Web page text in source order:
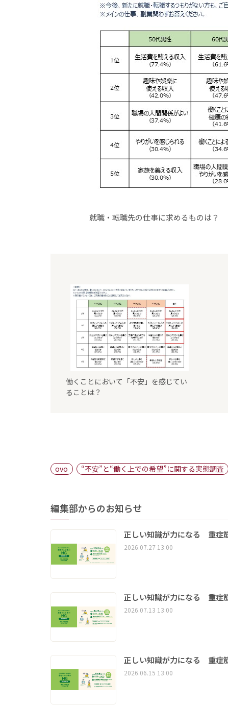
就職・転職先の仕事に求めるものは？
働くことにおいて「不安」を感じてい
ることは？
ovo “不安”と“働く上での希望”に関する実態調査
編集部からのお知らせ
正しい知識が力になる 重症
2026.07.27 13:00
正しい知識が力になる 重症
2026.07.13 13:00
正しい知識が力になる 重症
2026.06.15 13:00